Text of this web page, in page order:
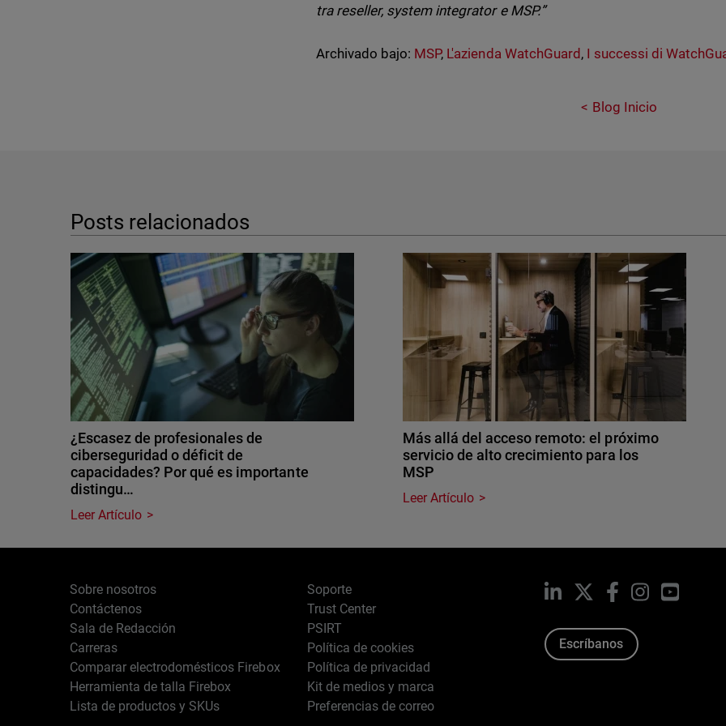
tra reseller, system integrator e MSP.”
Archivado bajo: MSP, L'azienda WatchGuard , I successi di
Blog Inicio
Posts relacionados
¿Escasez de profesionales de
ciberseguridad o déficit de
capacidades? Por qué es importante
distingu…
Leer Artículo
Más allá del acceso remoto: el próximo
servicio de alto crecimiento para los
MSP
Leer Artículo
Sobre nosotros
Contáctenos
Sala de Redacción
Carreras
Comparar electrodomésticos Firebox
Herramienta de talla Firebox
Lista de productos y SKUs
Soporte
Trust Center
PSIRT
Política de cookies
Política de privacidad
Kit de medios y marca
Preferencias de correo
LinkedIn Facebook
Instagram
Escríbanos